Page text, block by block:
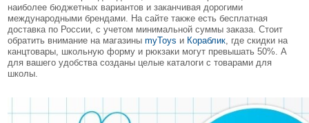
наиболее бюджетных вариантов и заканчивая дорогими
международными брендами. На сайте также есть бесплатная
доставка по России, с учетом минимальной суммы заказа. Стоит
обратить внимание на магазины myToys и Кораблик, где скидки на
канцтовары, школьную форму и рюкзаки могут превышать 50%. А
для вашего удобства созданы целые каталоги с товарами для
школы.